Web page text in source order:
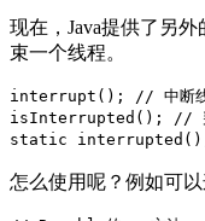
现在，Java提供了另
束一个线程。
interrupt(); // 中断
isInterrupted(); // 判
static interrupted(); //
怎么使用呢？例如可以